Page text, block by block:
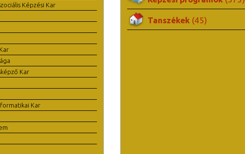
Képzési Kar
Kar
Kar
Tanszékek (45)